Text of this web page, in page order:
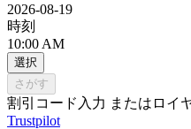
2026-08-19
時刻
10:00 AM
選択
さがす
割引コード入力 またはロイ
Trustpilot